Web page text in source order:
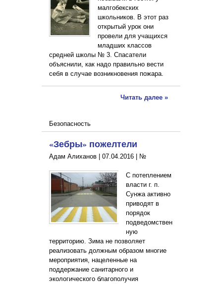
малгобекских
школьников. В этот раз
открытый урок они
провели для учащихся
младших классов
средней школы № 3. Спасатели
объяснили, как надо правильно вести
себя в случае возникновения пожара.
Читать далее »
Безопасность
«Зебры» пожелтели
Адам Алиханов | 07.04.2016 №
С потеплением
власти г. п.
Сунжа активно
приводят в
порядок
подведомствен
ную
территорию. Зима не позволяет
реализовать должным образом многие
мероприятия, нацеленные на
поддержание санитарного и
экологического благополучия